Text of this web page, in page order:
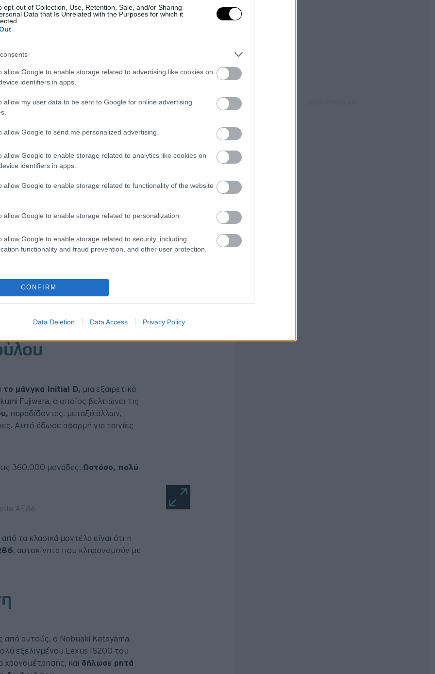
opt-out of Collection, Use, Retention, Sale, and/or Sharing
Data that Is Unrelated with the Purposes for which it
allow Google to enable storage related to advertising like cookies on
identifiers in apps.
allow my user data to be sent to Google for online advertising
allow Google to send me personalized advertising.
allow Google to enable storage related to analytics like cookies on
identifiers in apps.
allow Google to enable storage related to functionality of the website
allow Google to enable storage related to personalization.
allow Google to enable storage related to security, including
functionality and fraud prevention, and other user protection.
CONFIRM
Data Deletion Data Access Privacy Policy
της Toyota. Εξ ου και τα δύο
πόρτες ή ως fastback hatchback.
βασικά ξεπερασμένο κατά την
αυτοκίνητο για οδηγούς, σε
μια απόλαυση στις υψηλές
κωδικό όνομα 4A-GE,
η
συνεργάτιδα της Toyota, τη
για υπερστροφή, και
σε ορεινούς δρόμους
που βασίζεται στις πίστες.
το μάνγκα Initial D, μια εξαιρετικά
Fujiwara, ο οποίος βελτιώνει τις
παραδίδοντας, μεταξύ άλλων,
Αυτό έδωσε αφορμή για ταινίες
360.000 μονάδες. Ωστόσο, πολύ
τα κλασικά μοντέλα είναι ότι η
, αυτοκίνητα που κληρονομούν με
από αυτούς, ο Nobuaki Katayama,
εξελιγμένου Lexus IS200 του
χρονομέτρησης, και δήλωσε ρητά